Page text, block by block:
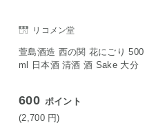
リコメン堂
萱島酒造 西の関 花にごり 500
ml 日本酒 清酒 酒 Sake 大分
600 ポイント
(2,700 円)